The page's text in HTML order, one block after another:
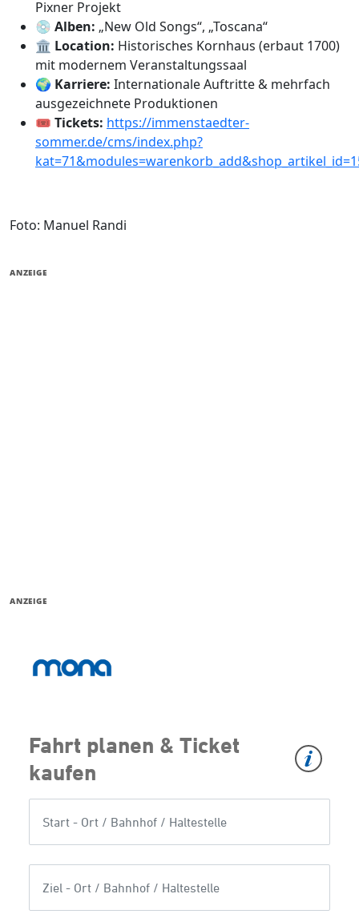
Pixner Projekt
💿 Alben: „New Old Songs“, „Toscana“
🏛️ Location: Historisches Kornhaus (erbaut 1700)
mit modernem Veranstaltungssaal
🌍 Karriere: Internationale Auftritte & mehrfach
ausgezeichnete Produktionen
🎟️ Tickets: https://immenstaedter-
sommer.de/cms/index.php?
Foto: Manuel Randi
ANZEIGE
ANZEIGE